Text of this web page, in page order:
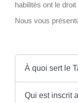
habilités ont le
Nous vous
À quoi sert le
Qui est inscrit